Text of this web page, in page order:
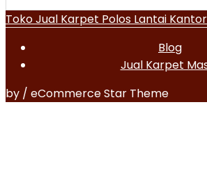
Toko Jual Karpet Polos Lantai
Blog
Jual Karpet
by / eCommerce Star Theme